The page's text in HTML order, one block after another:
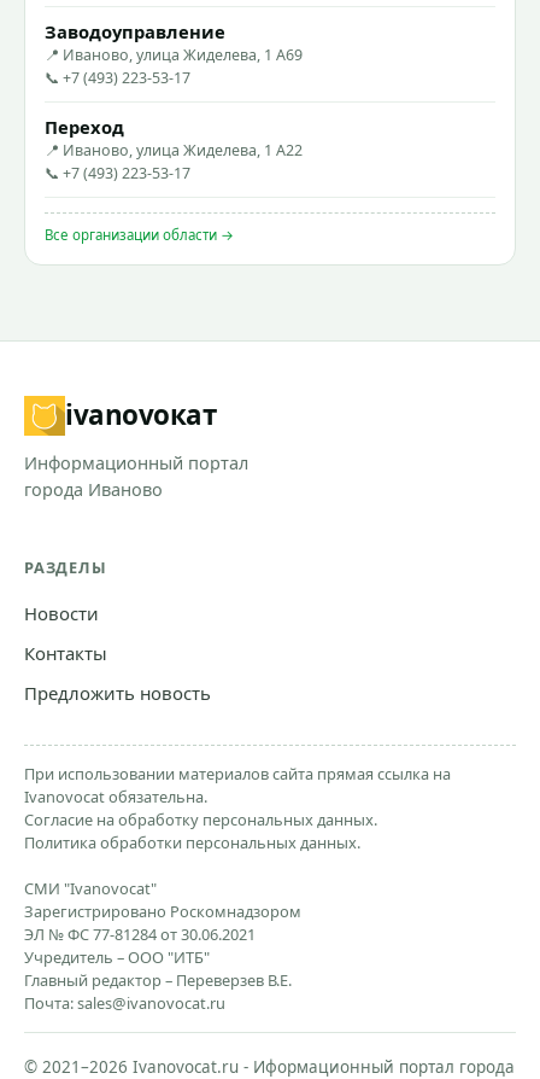
Заводоуправление
📍 Иваново, улица Жиделева, 1 А69
📞 +7 (493) 223-53-17
Переход
📍 Иваново, улица Жиделева, 1 А22
📞 +7 (493) 223-53-17
Все организации области →
ivanovoкат
Информационный портал
города Иваново
РАЗДЕЛЫ
Новости
Контакты
Предложить новость
При использовании материалов сайта прямая ссылка на
Ivanovocat обязательна.
Согласие на обработку персональных данных.
Политика обработки персональных данных.
СМИ "Ivanovocat"
Зарегистрировано Роскомнадзором
ЭЛ № ФС 77-81284 от 30.06.2021
Учредитель – ООО "ИТБ"
Главный редактор – Переверзев В.Е.
Почта:sales@ivanovocat.ru
© 2021–2026 Ivanovocat.ru - Иформационный портал города